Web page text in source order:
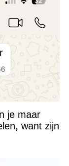
je maar
want zijn